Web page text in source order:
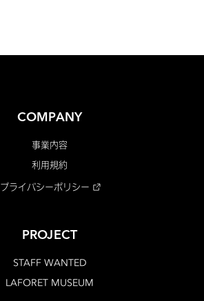
COMPANY
事業内容
利用規約
プライバシーポリシー
PROJECT
STAFF WANTED
LAFORET MUSEUM